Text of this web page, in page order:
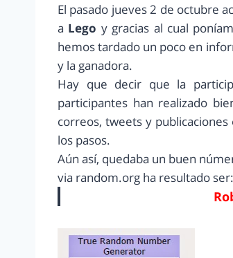
El pasado jueves 2 de octubre
a Lego y gracias al cual
hemos tardado un poco en
y la ganadora.
Hay que decir que la
participantes han realizado
correos, tweets y publicaciones
los pasos.
Aún así, quedaba un buen
via random.org ha resultado ser: